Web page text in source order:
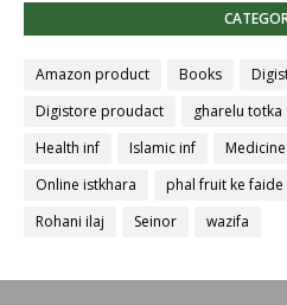
Amazon product Books
Digistore proudact
gharelu totka
Health inf
Islamic inf Medicine
Online istkhara
phal fruit ke faide
Rohani ilaj
Seinor wazifa